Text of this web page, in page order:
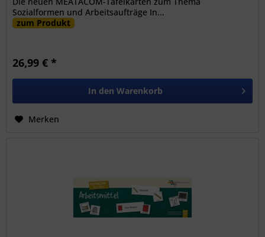
Sozialformen und Arbeitsaufträge In...
zum Produkt
26,99 € *
In den Warenkorb
Merken